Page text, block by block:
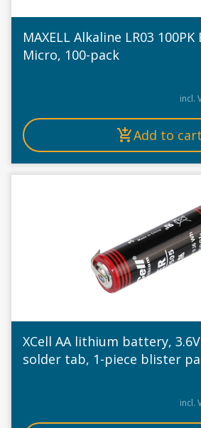
MAXELL Alkaline LR03 100PK
Micro, 100-pack
incl.
Add to cart
XCell AA lithium battery,
solder tab, 1-piece blister
incl.